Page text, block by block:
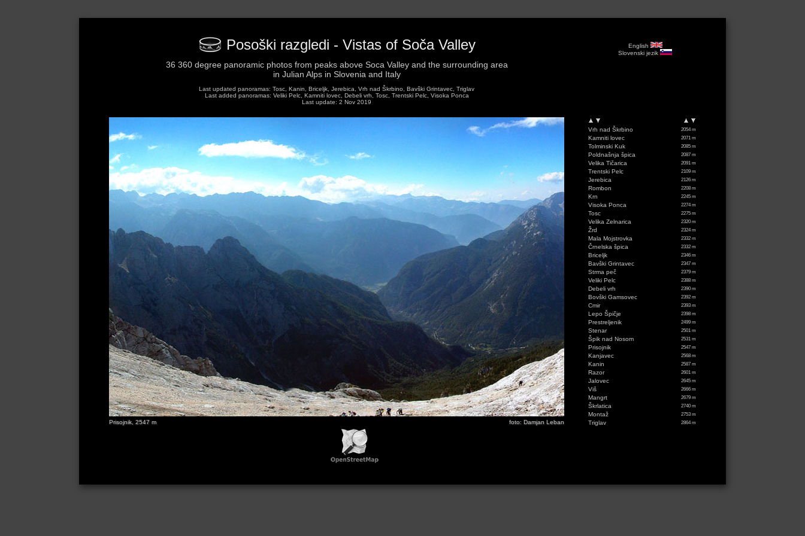
Posoški razgledi - Vistas of Soča Valley
36 360 degree panoramic photos from peaks above Soca Valley and the surrounding area
in Julian Alps in Slovenia and Italy
Last updated panoramas: Tosc, Kanin, Briceljk, Jerebica, Vrh nad Škrbino, Bavški Grintavec, Triglav
Last added panoramas: Veliki Pelc, Kamniti lovec, Debeli vrh, Tosc, Trentski Pelc, Visoka Ponca
Last update: 2 Nov 2019
English
Slovenski jezik
Prisojnik, 2547 m foto: Damjan Leban
Vrh nad Škrbino 2054 m
Kamniti lovec 2071 m
Tolminski Kuk 2085 m
Poldnašnja špica 2087 m
Velika Tičarica 2091 m
Trentski Pelc 2109 m
Jerebica 2126 m
Rombon 2208 m
Krn 2245 m
Visoka Ponca 2274 m
Tosc 2275 m
Velika Zelnarica 2320 m
Žrd 2324 m
Mala Mojstrovka 2332 m
Črnelska špica 2332 m
Briceljk 2346 m
Bavški Grintavec 2347 m
Strma peč 2379 m
Veliki Pelc 2388 m
Debeli vrh 2390 m
Bovški Gamsovec 2392 m
Cmir 2393 m
Lepo Špičje 2398 m
Prestreljenik 2499 m
Stenar 2501 m
Špik nad Nosom 2531 m
Prisojnik 2547 m
Kanjavec 2568 m
Kanin 2587 m
Razor 2601 m
Jalovec 2645 m
Viš 2666 m
Mangrt 2679 m
Škrlatica 2740 m
Montaž 2753 m
Triglav 2864 m